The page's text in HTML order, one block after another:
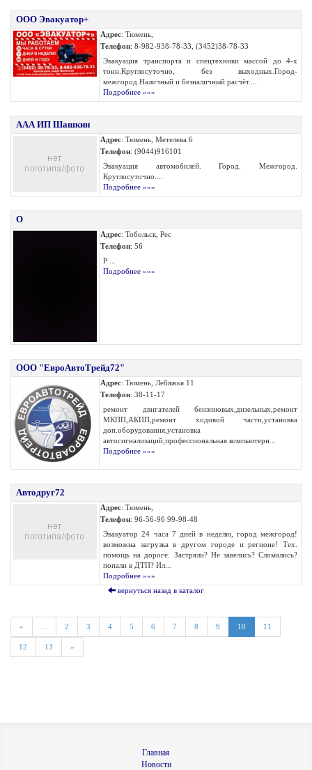
ООО Эвакуатор+
Адрес: Тюмень,
Телефон: 8-982-938-78-33, (3452)38-78-33
Эвакуация транспорта и спецтехники массой до 4-х
тонн.Круглосуточно, без выходных.Город-
межгород.Наличный и безналичный расчёт....
Подробнее »»»
ААА ИП Шашкин
Адрес: Тюмень, Метелева 6
Телефон: (9044)916101
Эвакуация автомобилей. Город. Межгород.
Круглосуточно....
Подробнее »»»
O
Адрес: Тобольск, Рес
Телефон: 56
Р ...
Подробнее »»»
ООО "ЕвроАвтоТрейд72"
Адрес: Тюмень, Лебяжья 11
Телефон: 38-11-17
ремонт двигателей бензиновых,дизельных,ремонт
МКПП,АКПП,ремонт ходовой части,установка
доп.оборудования,установка
автосигнализаций,профессиональная компьютерн...
Подробнее »»»
Автодруг72
Адрес: Тюмень,
Телефон: 96-56-96 99-98-48
Эвакуатор 24 часа 7 дней в неделю, город межгород!
возможна загрузка в другом городе и регионе! Тех.
помощь на дороге. Застряли? Не завелись? Сломались?
попали в ДТП? Ил...
Подробнее »»»
вернуться назад в каталог
« 2 3 4 5 6 7 8 9 10 11
12 13 »
Главная
Новости